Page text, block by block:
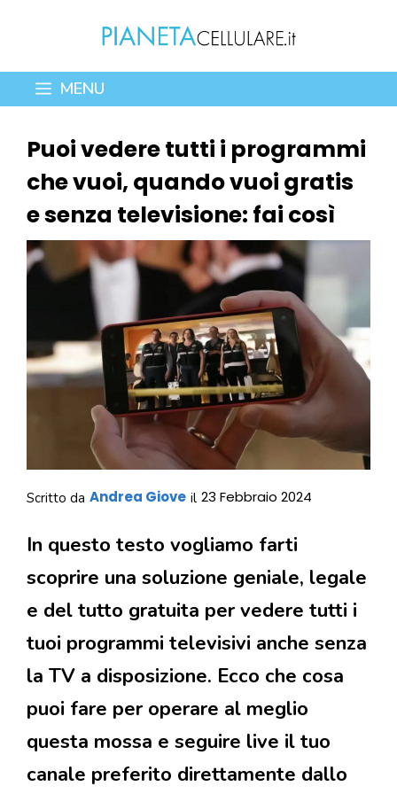
contenuto
MENU
Puoi vedere tutti i programmi
che vuoi, quando vuoi gratis
e senza televisione: fai così
Scritto da Andrea Giove il 23 Febbraio 2024
In questo testo vogliamo farti
scoprire una soluzione geniale, legale
e del tutto gratuita per vedere tutti i
tuoi programmi televisivi anche senza
la TV a disposizione. Ecco che cosa
puoi fare per operare al meglio
questa mossa e seguire live il tuo
canale preferito direttamente dallo